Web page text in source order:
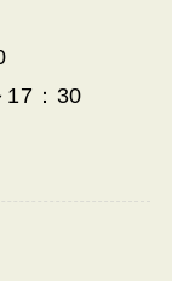
17：30